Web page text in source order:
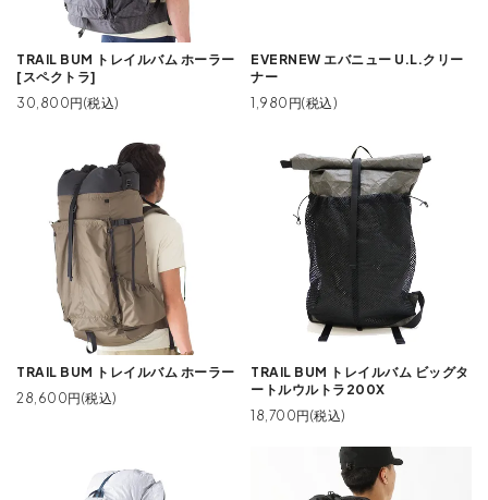
TRAIL BUM トレイルバム ホーラー
[スペクトラ]
30,800円(税込)
EVERNEW エバニュー U.L.クリー
ナー
1,980円(税込)
TRAIL BUM トレイルバム ホーラー
28,600円(税込)
TRAIL BUM トレイルバム ビッグタ
ートルウルトラ200X
18,700円(税込)